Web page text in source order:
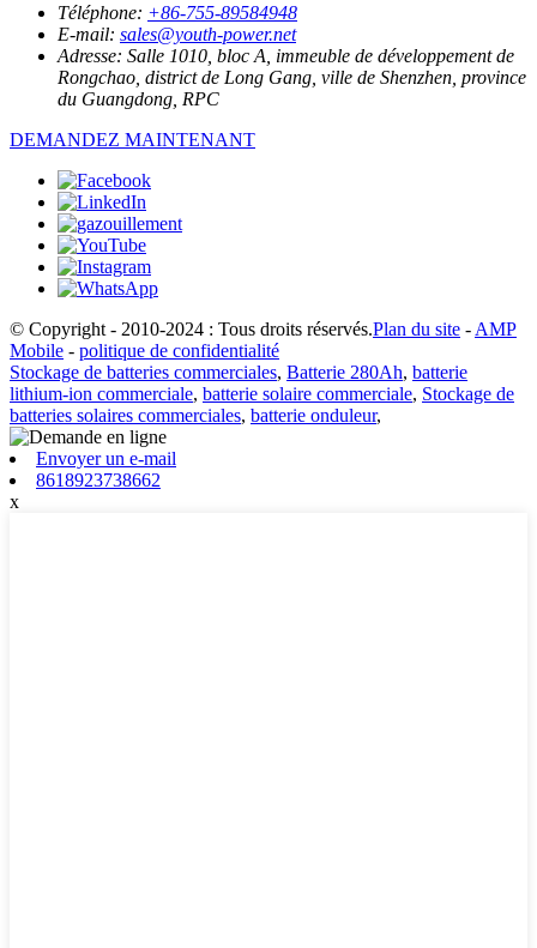
Téléphone: +86-755-89584948
E-mail: sales@youth-power.net
Adresse: Salle 1010, bloc A, immeuble de développement de
Rongchao, district de Long Gang, ville de Shenzhen, province
du Guangdong, RPC
DEMANDEZ MAINTENANT
© Copyright - 2010-2024 : Tous droits réservés.Plan du site - AMP
Mobile - politique de confidentialité
Stockage de batteries commerciales, Batterie 280Ah, batterie
lithium-ion commerciale, batterie solaire commerciale, Stockage de
batteries solaires commerciales, batterie onduleur,
Envoyer un e-mail
8618923738662
x